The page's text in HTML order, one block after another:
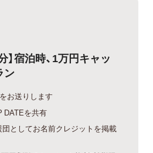
】宿泊時、1万円キャッ
ン
お送りします
DATEを共有
としてお名前クレジットを掲載